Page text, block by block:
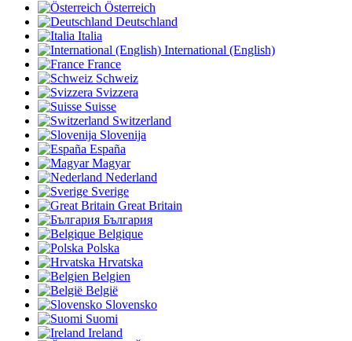
Österreich
Deutschland
Italia
International (English)
France
Schweiz
Svizzera
Suisse
Switzerland
Slovenija
España
Magyar
Nederland
Sverige
Great Britain
България
Belgique
Polska
Hrvatska
Belgien
België
Slovensko
Suomi
Ireland